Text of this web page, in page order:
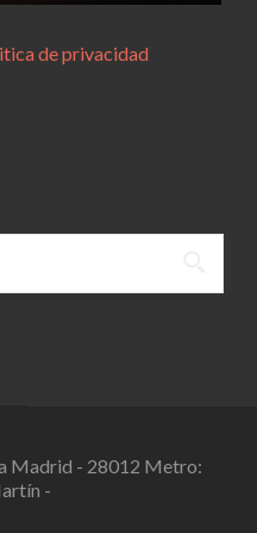
de privacidad
Madrid - 28012 Metro:
-